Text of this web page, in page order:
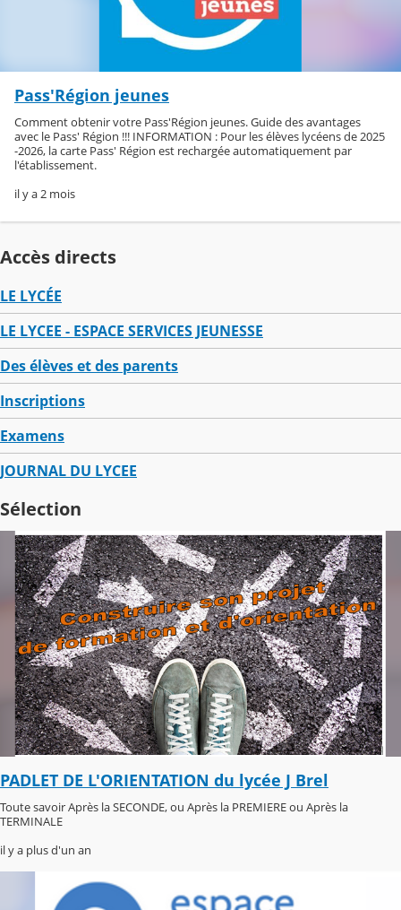
Pass'Région jeunes
Comment obtenir votre Pass'Région jeunes. Guide des avantages
avec le Pass' Région !!! INFORMATION : Pour les élèves lycéens de 2025
-2026, la carte Pass' Région est rechargée automatiquement par
l'établissement.
il y a 2 mois
Accès directs
LE LYCÉE
LE LYCEE - ESPACE SERVICES JEUNESSE
Des élèves et des parents
Inscriptions
Examens
JOURNAL DU LYCEE
Sélection
PADLET DE L'ORIENTATION du lycée J Brel
Toute savoir Après la SECONDE, ou Après la PREMIERE ou Après la
TERMINALE
il y a plus d'un an